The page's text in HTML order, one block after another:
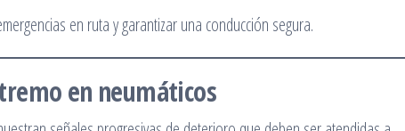
en ruta y garantizar una conducción segura.
en neumáticos